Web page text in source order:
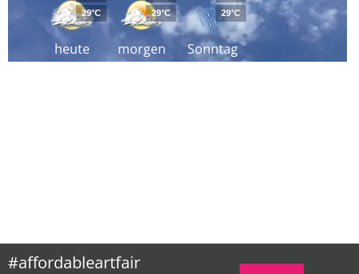
heute
29°C
morgen
29°C
Sonntag
29°C
#affordableartfair